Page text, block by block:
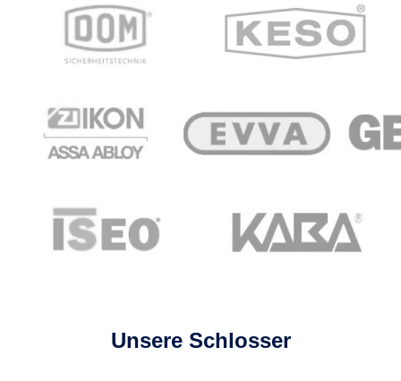
Unsere Schlosser